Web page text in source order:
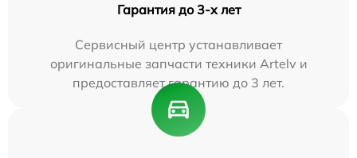
Гарантия до 3-х лет
Сервисный центр устанавливает
оригинальные запчасти техники Artelv и
предоставляет гарантию до 3 лет.